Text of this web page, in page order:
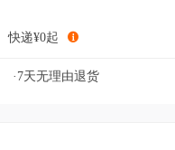
快递¥0起
·7天无理由退货